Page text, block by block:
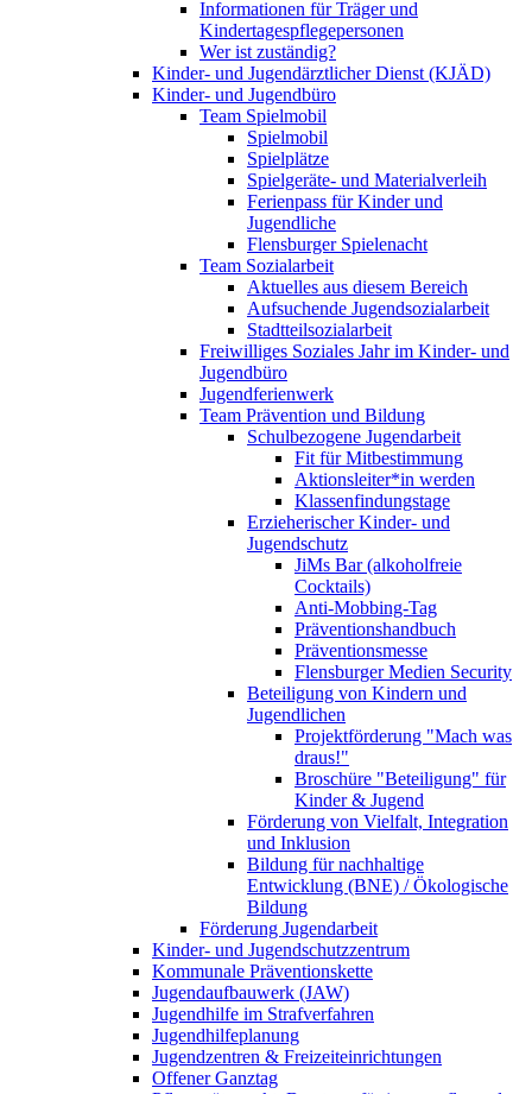
Informationen für Träger und
Kindertagespflegepersonen
Wer ist zuständig?
Kinder- und Jugendärztlicher Dienst (KJÄD)
Kinder- und Jugendbüro
Team Spielmobil
Spielmobil
Spielplätze
Spielgeräte- und Materialverleih
Ferienpass für Kinder und
Jugendliche
Flensburger Spielenacht
Team Sozialarbeit
Aktuelles aus diesem Bereich
Aufsuchende Jugendsozialarbeit
Stadtteilsozialarbeit
Freiwilliges Soziales Jahr im Kinder- und
Jugendbüro
Jugendferienwerk
Team Prävention und Bildung
Schulbezogene Jugendarbeit
Fit für Mitbestimmung
Aktionsleiter*in werden
Klassenfindungstage
Erzieherischer Kinder- und
Jugendschutz
JiMs Bar (alkoholfreie
Cocktails)
Anti-Mobbing-Tag
Präventionshandbuch
Präventionsmesse
Flensburger Medien Security
Beteiligung von Kindern und
Jugendlichen
Projektförderung "Mach was
draus!"
Broschüre "Beteiligung" für
Kinder & Jugend
Förderung von Vielfalt, Integration
und Inklusion
Bildung für nachhaltige
Entwicklung (BNE) / Ökologische
Bildung
Förderung Jugendarbeit
Kinder- und Jugendschutzzentrum
Kommunale Präventionskette
Jugendaufbauwerk (JAW)
Jugendhilfe im Strafverfahren
Jugendhilfeplanung
Jugendzentren & Freizeiteinrichtungen
Offener Ganztag